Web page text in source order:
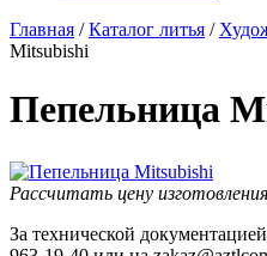
Главная /Каталог литья /
Mitsubishi
Пепельница
Рассчитать цену изготовления
За технической